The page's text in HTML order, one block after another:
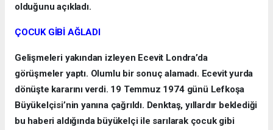
olduğunu açıkladı.
ÇOCUK GİBİ AĞLADI
Gelişmeleri yakından izleyen Ecevit Londra’da
görüşmeler yaptı. Olumlu bir sonuç alamadı. Ecevit yurda
dönüşte kararını verdi. 19 Temmuz 1974 günü Lefkoşa
Büyükelçisi’nin yanına çağrıldı. Denktaş, yıllardır beklediği
bu haberi aldığında büyükelçi ile sarılarak çocuk gibi